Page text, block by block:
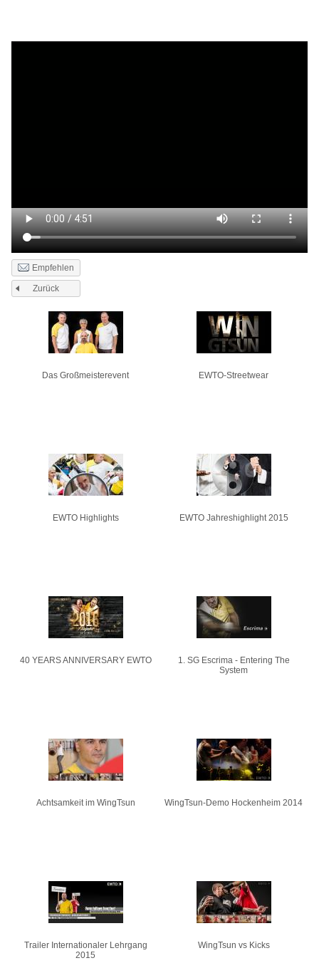
Empfehlen
Zurück
Das Großmeisterevent EWTO-Streetwear
EWTO Highlights EWTO Jahreshighlight 2015
40 YEARS ANNIVERSARY EWTO
1. SG Escrima - Entering The
System
Achtsamkeit im WingTsun WingTsun-Demo Hockenheim 2014
Trailer Internationaler Lehrgang
2015
WingTsun vs Kicks
Seiten